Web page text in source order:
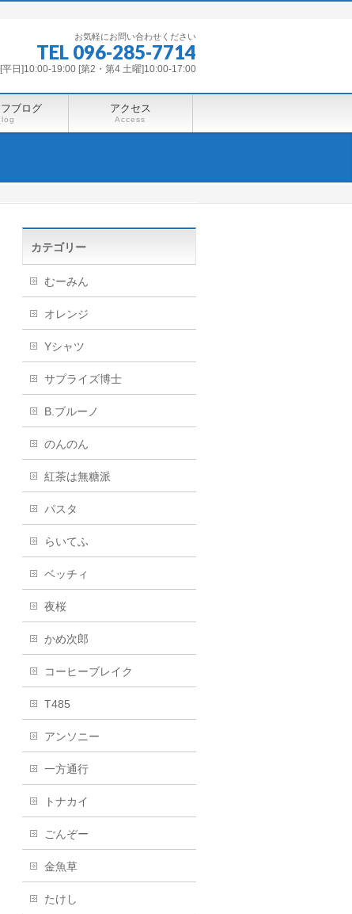
お気軽にお問い合わせください
TEL 096-285-7714
平日]10:00-19:00 [第2・第4 土曜]10:00-17:00
ブログ アクセス
Access
カテゴリー
むーみん
オレンジ
Yシャツ
サプライズ博士
B.ブルーノ
のんのん
紅茶は無糖派
パスタ
らいてふ
ベッチィ
夜桜
かめ次郎
コーヒーブレイク
T485
アンソニー
一方通行
トナカイ
ごんぞー
金魚草
たけし